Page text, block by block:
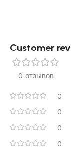
Customer
0 отзывов
0
0
0
0